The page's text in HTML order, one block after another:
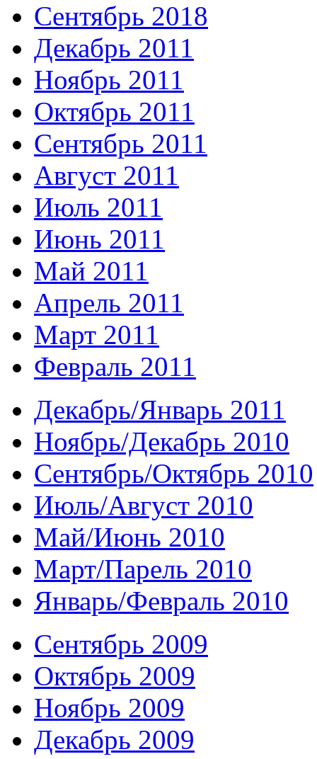
Сентябрь 2018
Декабрь 2011
Ноябрь 2011
Октябрь 2011
Сентябрь 2011
Август 2011
Июль 2011
Июнь 2011
Май 2011
Апрель 2011
Март 2011
Февраль 2011
Декабрь/Январь 2011
Ноябрь/Декабрь 2010
Сентябрь/Октябрь 2010
Июль/Август 2010
Май/Июнь 2010
Март/Парель 2010
Январь/Февраль 2010
Сентябрь 2009
Октябрь 2009
Ноябрь 2009
Декабрь 2009